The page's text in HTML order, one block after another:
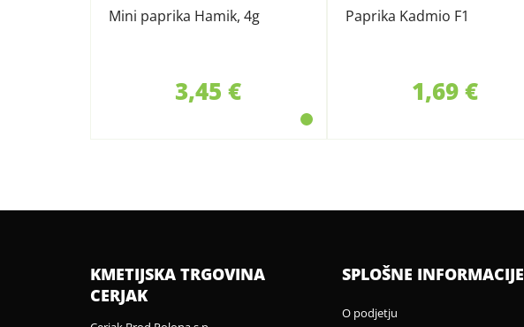
Mini paprika Hamik, 4g
3,45 €
Paprika Kadmio F1
1,69 €
KMETIJSKA TRGOVINA
CERJAK
SPLOŠNE INFORMACIJE
O podjetju